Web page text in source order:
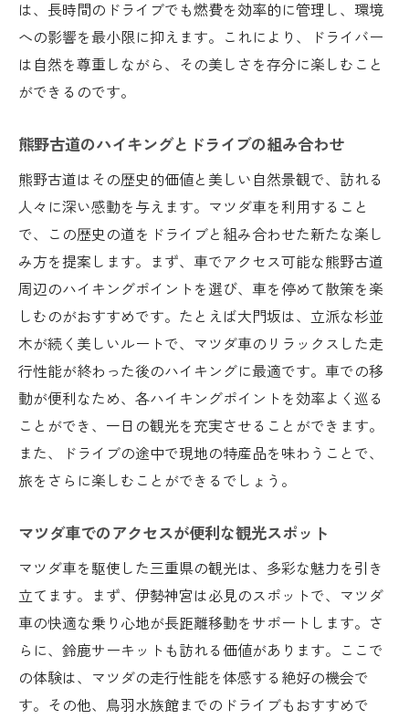
は、長時間のドライブでも燃費を効率的に管理し、環境
への影響を最小限に抑えます。これにより、ドライバー
は自然を尊重しながら、その美しさを存分に楽しむこと
ができるのです。
熊野古道のハイキングとドライブの組み合わせ
熊野古道はその歴史的価値と美しい自然景観で、訪れる
人々に深い感動を与えます。マツダ車を利用すること
で、この歴史の道をドライブと組み合わせた新たな楽し
み方を提案します。まず、車でアクセス可能な熊野古道
周辺のハイキングポイントを選び、車を停めて散策を楽
しむのがおすすめです。たとえば大門坂は、立派な杉並
木が続く美しいルートで、マツダ車のリラックスした走
行性能が終わった後のハイキングに最適です。車での移
動が便利なため、各ハイキングポイントを効率よく巡る
ことができ、一日の観光を充実させることができます。
また、ドライブの途中で現地の特産品を味わうことで、
旅をさらに楽しむことができるでしょう。
マツダ車でのアクセスが便利な観光スポット
マツダ車を駆使した三重県の観光は、多彩な魅力を引き
立てます。まず、伊勢神宮は必見のスポットで、マツダ
車の快適な乗り心地が長距離移動をサポートします。さ
らに、鈴鹿サーキットも訪れる価値があります。ここで
の体験は、マツダの走行性能を体感する絶好の機会で
す。その他、鳥羽水族館までのドライブもおすすめで